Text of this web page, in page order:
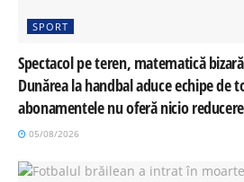
SPORT
Spectacol pe teren, matematică
Dunărea la handbal aduce echipe de
abonamentele nu oferă nicio reducere
05/08/2026